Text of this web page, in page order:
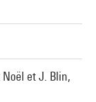
et J. Blin,